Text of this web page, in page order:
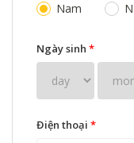
Nam
Ngày sinh *
Điện thoại *